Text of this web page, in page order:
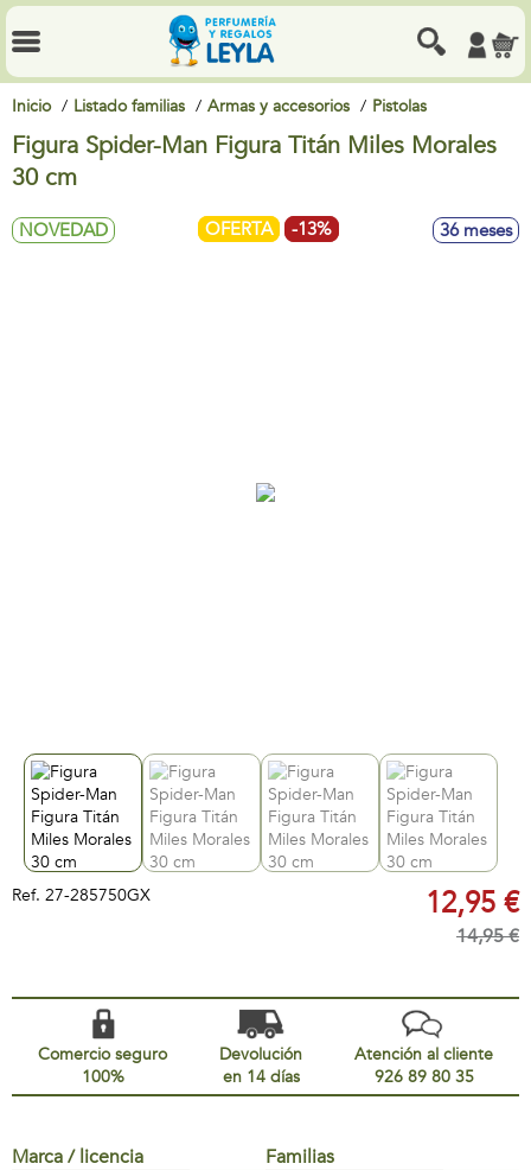
Inicio Listado familias Armas y accesorios Pistolas
Figura Spider-Man Figura Titán Miles Morales
30 cm
NOVEDAD OFERTA -13% 36 meses
Ref. 27-285750GX 12,95 €
14,95 €
Comercio seguro
100%
Devolución
en 14 días
Atención al cliente
926 89 80 35
Marca / licencia Familias